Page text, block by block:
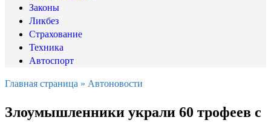
Законы
Ликбез
Страхование
Техника
Автоспорт
Главная страница » Автоновости
Злоумышленники украли 60 трофеев с